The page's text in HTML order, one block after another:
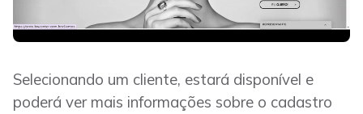
Selecionando um cliente, estará disponível e
poderá ver mais informações sobre o cadastro